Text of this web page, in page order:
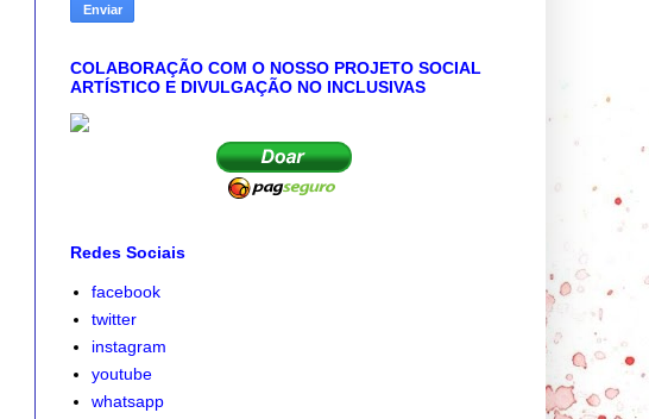
COLABORAÇÃO COM O NOSSO PROJETO SOCIAL
ARTÍSTICO E DIVULGAÇÃO NO INCLUSIVAS
Redes Sociais
facebook
twitter
instagram
youtube
whatsapp